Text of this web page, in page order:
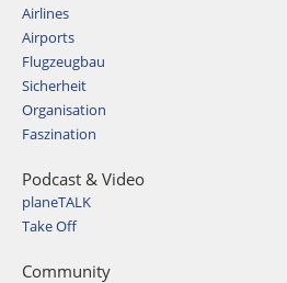
Airlines
Airports
Flugzeugbau
Sicherheit
Organisation
Faszination
Podcast & Video
planeTALK
Take Off
Community